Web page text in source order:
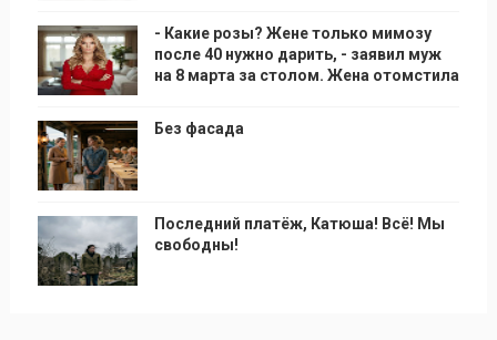
- Какие розы? Жене только мимозу
после 40 нужно дарить, - заявил муж
на 8 марта за столом. Жена отомстила
Без фасада
Последний платёж, Катюша! Всё! Мы
свободны!